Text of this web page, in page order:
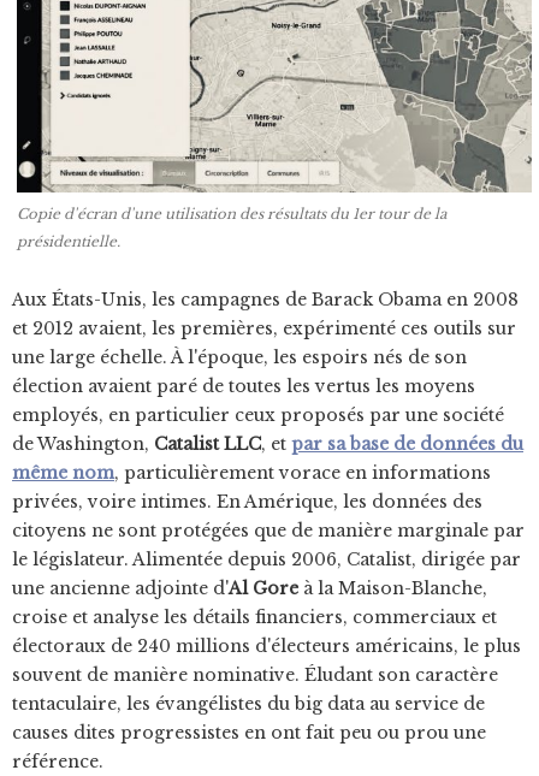
Copie d'écran d'une utilisation des résultats du 1er tour de la
présidentielle.
Aux États-Unis, les campagnes de Barack Obama en 2008
et 2012 avaient, les premières, expérimenté ces outils sur
une large échelle. À l'époque, les espoirs nés de son
élection avaient paré de toutes les vertus les moyens
employés, en particulier ceux proposés par une société
de Washington, Catalist LLC, et par sa base de données du
même nom, particulièrement vorace en informations
privées, voire intimes. En Amérique, les données des
citoyens ne sont protégées que de manière marginale par
le législateur. Alimentée depuis 2006, Catalist, dirigée par
une ancienne adjointe d'Al Gore à la Maison-Blanche,
croise et analyse les détails financiers, commerciaux et
électoraux de 240 millions d'électeurs américains, le plus
souvent de manière nominative. Éludant son caractère
tentaculaire, les évangélistes du big data au service de
causes dites progressistes en ont fait peu ou prou une
référence.